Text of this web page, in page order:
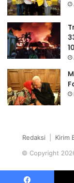
Redaksi Kirim
© Copyright